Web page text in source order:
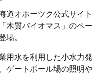
道オホーツク公式サイト
木質バイオマス」のペー
場。
用水を利用した小水力発
ゲートボール場の照明や